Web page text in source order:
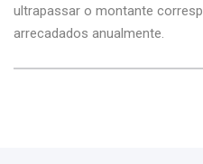
ultrapassar o montante
arrecadados anualmente.